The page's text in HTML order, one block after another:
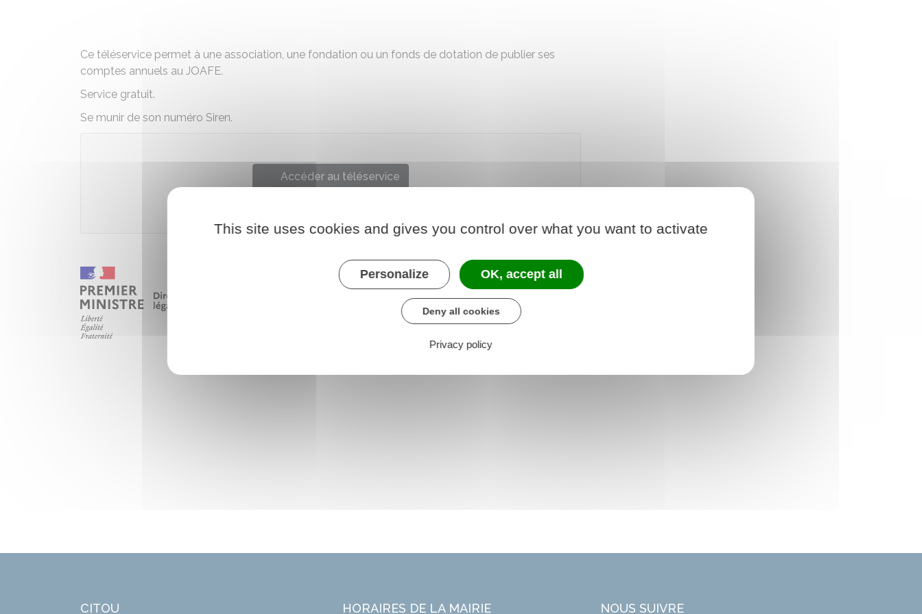
Ce téléservice permet à une association, une fondation ou un fonds de dotation de publier ses
comptes annuels au JOAFE.
Service gratuit.
Se munir de son numéro Siren.
Accéder au téléservice
CITOU HORAIRES DE LA MAIRIE NOUS SUIVRE
This site uses cookies and gives you control over what you want to activate
Personalize OK, accept all
Deny all cookies
Privacy policy